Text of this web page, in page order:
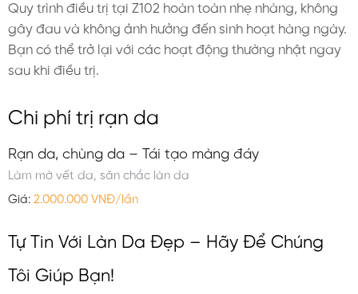
Quy trình điều trị tại Z102 hoàn toàn nhẹ nhàng, không
gây đau và không ảnh hưởng đến sinh hoạt hàng ngày.
Bạn có thể trở lại với các hoạt động thường nhật ngay
sau khi điều trị.
Chi phí trị rạn da
Rạn da, chùng da – Tái tạo màng đáy
Làm mờ vết da, săn chắc làn da
Giá: 2.000.000 VNĐ/lần
Tự Tin Với Làn Da Đẹp – Hãy Để Chúng
Tôi Giúp Bạn!